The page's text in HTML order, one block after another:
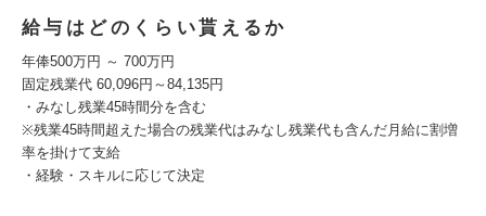
給与はどのくらい貰えるか
年俸500万円 ～ 700万円
固定残業代 60,096円～84,135円
・みなし残業45時間分を含む
※残業45時間超えた場合の残業代はみなし残業代も含んだ月給に割増
率を掛けて支給
・経験・スキルに応じて決定